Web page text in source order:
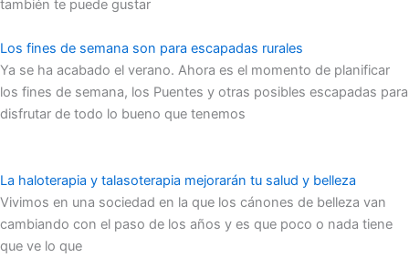
también te puede gustar
Los fines de semana son para escapadas rurales
Ya se ha acabado el verano. Ahora es el momento de planificar
los fines de semana, los Puentes y otras posibles escapadas para
disfrutar de todo lo bueno que tenemos
La haloterapia y talasoterapia mejorarán tu salud y belleza
Vivimos en una sociedad en la que los cánones de belleza van
cambiando con el paso de los años y es que poco o nada tiene
que ve lo que